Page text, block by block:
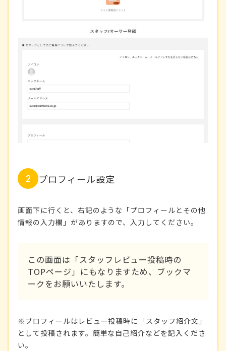
プロフィール設定
画面下に行くと、右記のような「プロフィールとその他
情報の入力欄」がありますので、入力してください。
この画面は「スタッフレビュー投稿時の
TOPページ」にもなりますため、ブックマ
ークをお願いいたします。
※プロフィールはレビュー投稿時に「スタッフ紹介文」
として投稿されます。簡単な自己紹介などを記入くださ
い。